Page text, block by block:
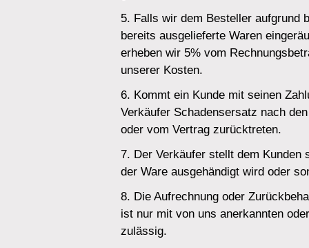
5. Falls wir dem Besteller aufgrund
bereits ausgelieferte Waren
erheben wir 5% vom
unserer Kosten.
6. Kommt ein Kunde mit seinen
Verkäufer Schadensersatz nach
oder vom Vertrag zurücktreten.
7. Der Verkäufer stellt dem Kunden
der Ware ausgehändigt wird oder
8. Die Aufrechnung oder
ist nur mit von uns anerkannten
zulässig.